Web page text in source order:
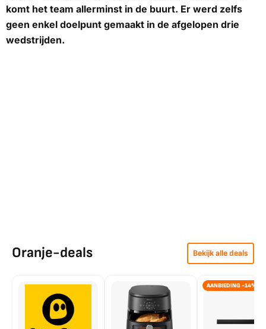
komt het team allerminst in de buurt. Er werd zelfs
geen enkel doelpunt gemaakt in de afgelopen drie
wedstrijden.
Oranje-deals Bekijk alle deals
AANBIEDING -14%